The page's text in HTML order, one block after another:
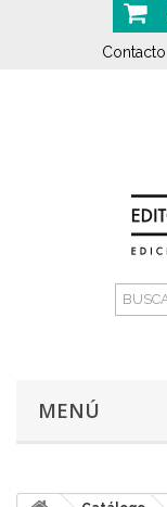
Contacto
MENÚ